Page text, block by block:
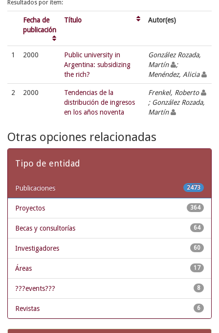
Resultados por ítem:
Fecha de
publicación
Título Autor(es)
1 2000
Public university in
Argentina: subsidizing
the rich?
González Rozada,
Martín
;
Menéndez, Alicia
2 2000
Tendencias de la
distribución de ingresos
en los años noventa
Frenkel, Roberto
; González Rozada,
Martín
Otras opciones relacionadas
Tipo de entidad
2473
Publicaciones
364
Proyectos
64
Becas y consultorías
60
Investigadores
17
Áreas
8
???events???
6
Revistas